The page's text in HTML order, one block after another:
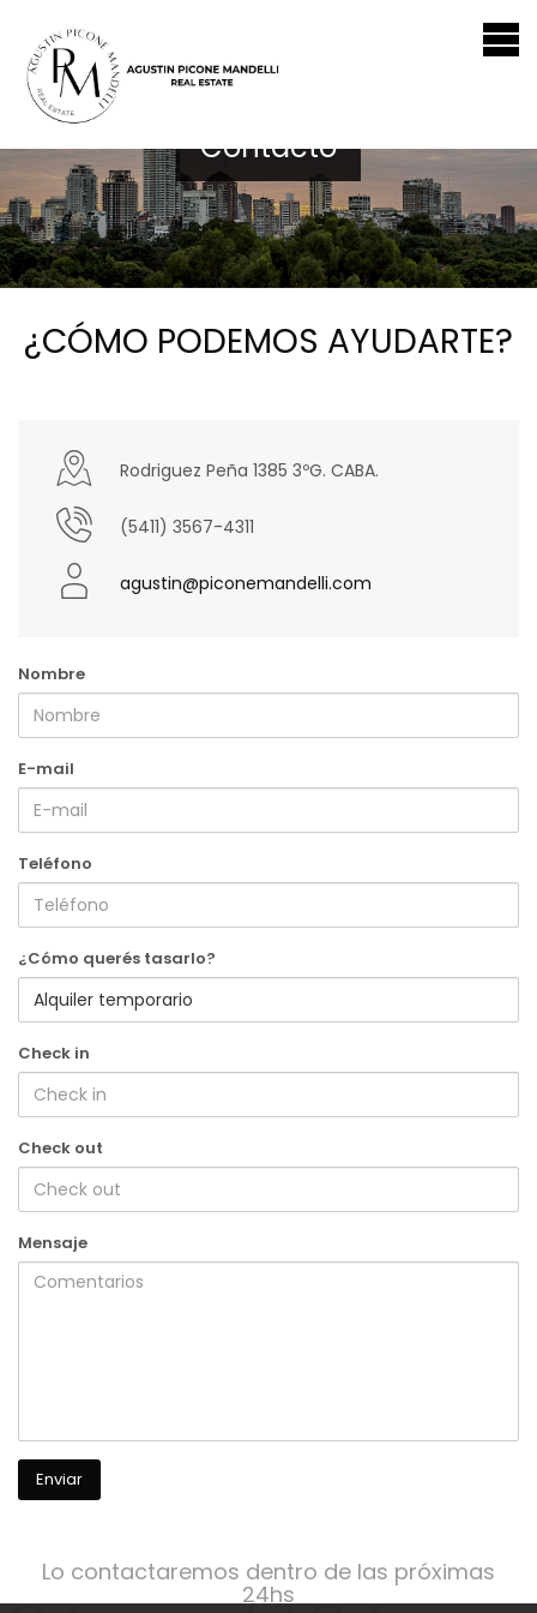
Contacto
¿CÓMO PODEMOS AYUDARTE?
Rodriguez Peña 1385 3ºG. CABA.
(5411) 3567-4311
agustin@piconemandelli.com
Nombre
E-mail
Teléfono
¿Cómo querés tasarlo?
Check in
Check out
Mensaje
Lo contactaremos dentro de las próximas
24hs